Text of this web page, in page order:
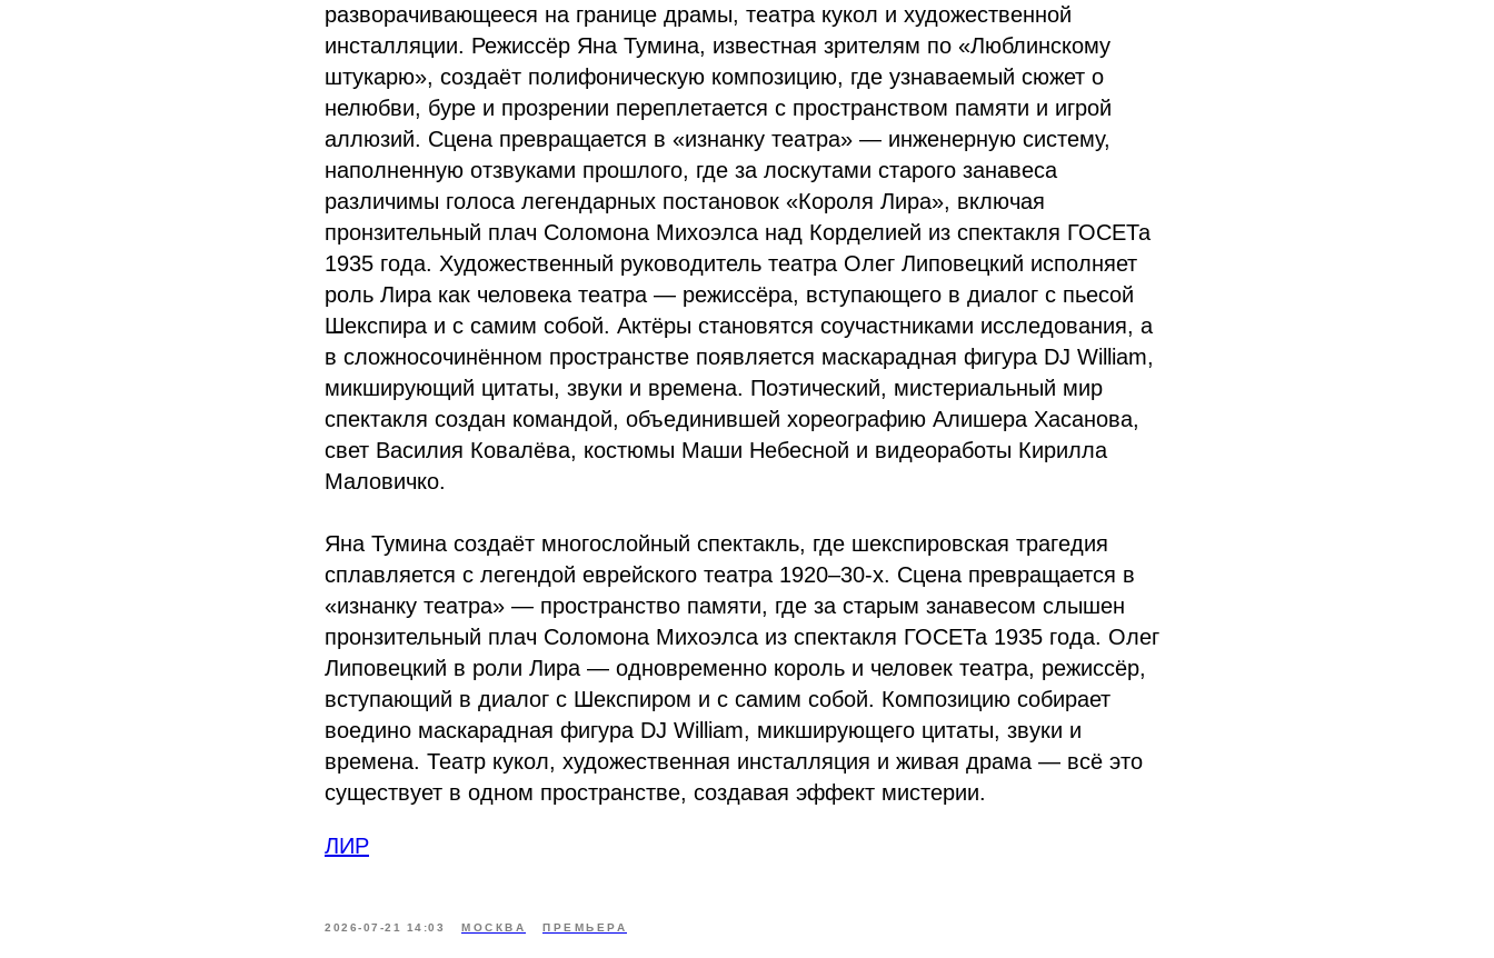
разворачивающееся на границе драмы, театра кукол и художественной
инсталляции. Режиссёр Яна Тумина, известная зрителям по «Люблинскому
штукарю», создаёт полифоническую композицию, где узнаваемый сюжет о
нелюбви, буре и прозрении переплетается с пространством памяти и игрой
аллюзий. Сцена превращается в «изнанку театра» — инженерную систему,
наполненную отзвуками прошлого, где за лоскутами старого занавеса
различимы голоса легендарных постановок «Короля Лира», включая
пронзительный плач Соломона Михоэлса над Корделией из спектакля ГОСЕТа
1935 года. Художественный руководитель театра Олег Липовецкий исполняет
роль Лира как человека театра — режиссёра, вступающего в диалог с пьесой
Шекспира и с самим собой. Актёры становятся соучастниками исследования, а
в сложносочинённом пространстве появляется маскарадная фигура DJ William,
микширующий цитаты, звуки и времена. Поэтический, мистериальный мир
спектакля создан командой, объединившей хореографию Алишера Хасанова,
свет Василия Ковалёва, костюмы Маши Небесной и видеоработы Кирилла
Маловичко.
Яна Тумина создаёт многослойный спектакль, где шекспировская трагедия
сплавляется с легендой еврейского театра 1920–30-х. Сцена превращается в
«изнанку театра» — пространство памяти, где за старым занавесом слышен
пронзительный плач Соломона Михоэлса из спектакля ГОСЕТа 1935 года. Олег
Липовецкий в роли Лира — одновременно король и человек театра, режиссёр,
вступающий в диалог с Шекспиром и с самим собой. Композицию собирает
воедино маскарадная фигура DJ William, микширующего цитаты, звуки и
времена. Театр кукол, художественная инсталляция и живая драма — всё это
существует в одном пространстве, создавая эффект мистерии.
ЛИР
2026-07-21 14:03 МОСКВА ПРЕМЬЕРА